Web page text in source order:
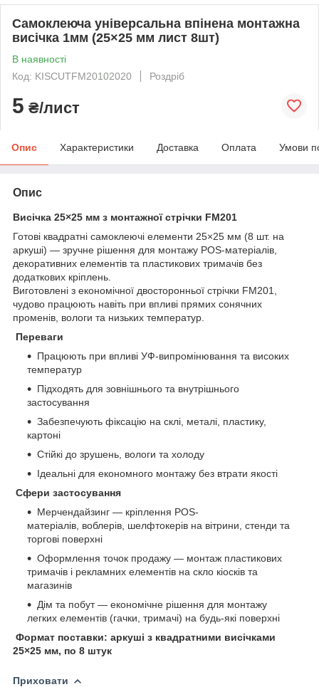
Самоклеюча універсальна впінена монтажна
висічка 1мм (25×25 мм лист 8шт)
В наявності
Код: KISCUTFM20102020
Роздріб
5 ₴/лист
Опис Характеристики Доставка Оплата Умови
Опис
Висічка 25×25 мм з монтажної стрічки FM201
Готові квадратні самоклеючі елементи 25×25 мм (8 шт. на
аркуші) — зручне рішення для монтажу POS-матеріалів,
декоративних елементів та пластикових тримачів без
додаткових кріплень.
Виготовлені з економічної двосторонньої стрічки FM201,
чудово працюють навіть при впливі прямих сонячних
променів, вологи та низьких температур.
Переваги
Працюють при впливі УФ-випромінювання та високих
температур
Підходять для зовнішнього та внутрішнього
застосування
Забезпечують фіксацію на склі, металі, пластику,
картоні
Стійкі до зрушень, вологи та холоду
Ідеальні для економного монтажу без втрати якості
Сфери застосування
Мерчендайзинг — кріплення POS-
матеріалів, воблерів, шелфтокерів на вітрини, стенди та
торгові поверхні
Оформлення точок продажу — монтаж пластикових
тримачів і рекламних елементів на скло кіосків та
магазинів
Дім та побут — економічне рішення для монтажу
легких елементів (гачки, тримачі) на будь-які поверхні
Формат поставки: аркуші з квадратними висічками
25×25 мм, по 8 штук
Приховати